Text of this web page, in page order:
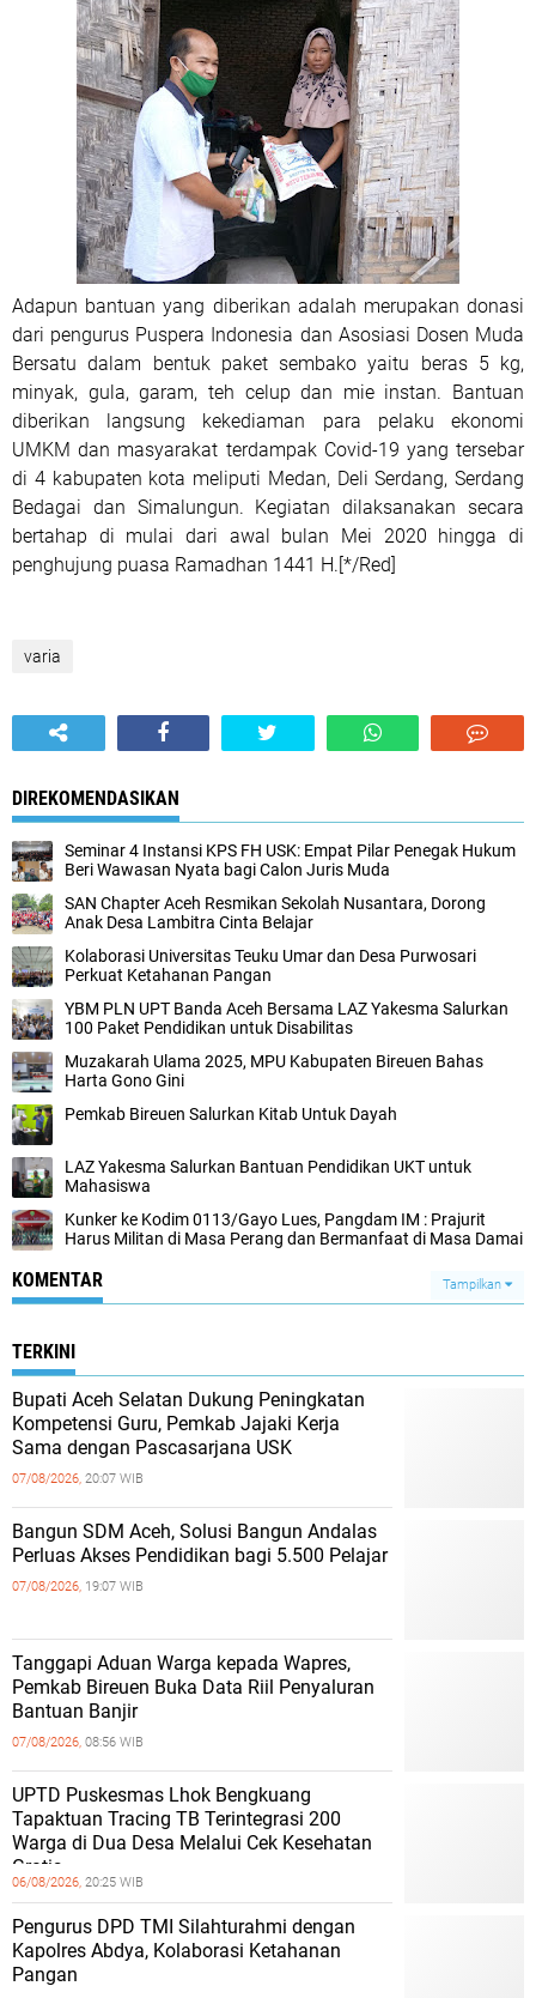
Adapun bantuan yang diberikan adalah merupakan donasi
dari pengurus Puspera Indonesia dan Asosiasi Dosen Muda
Bersatu dalam bentuk paket sembako yaitu beras 5 kg,
minyak, gula, garam, teh celup dan mie instan. Bantuan
diberikan langsung kekediaman para pelaku ekonomi
UMKM dan masyarakat terdampak Covid-19 yang tersebar
di 4 kabupaten kota meliputi Medan, Deli Serdang, Serdang
Bedagai dan Simalungun. Kegiatan dilaksanakan secara
bertahap di mulai dari awal bulan Mei 2020 hingga di
penghujung puasa Ramadhan 1441 H.[*/Red]
varia
DIREKOMENDASIKAN
Seminar 4 Instansi KPS FH USK: Empat Pilar Penegak Hukum
Beri Wawasan Nyata bagi Calon Juris Muda
SAN Chapter Aceh Resmikan Sekolah Nusantara, Dorong
Anak Desa Lambitra Cinta Belajar
Kolaborasi Universitas Teuku Umar dan Desa Purwosari
Perkuat Ketahanan Pangan
YBM PLN UPT Banda Aceh Bersama LAZ Yakesma Salurkan
100 Paket Pendidikan untuk Disabilitas
Muzakarah Ulama 2025, MPU Kabupaten Bireuen Bahas
Harta Gono Gini
Pemkab Bireuen Salurkan Kitab Untuk Dayah
LAZ Yakesma Salurkan Bantuan Pendidikan UKT untuk
Mahasiswa
Kunker ke Kodim 0113/Gayo Lues, Pangdam IM : Prajurit
Harus Militan di Masa Perang dan Bermanfaat di Masa Damai
KOMENTAR Tampilkan
TERKINI
Bupati Aceh Selatan Dukung Peningkatan
Kompetensi Guru, Pemkab Jajaki Kerja
Sama dengan Pascasarjana USK
07/08/2026, 20:07 WIB
‎Bangun SDM Aceh, Solusi Bangun Andalas
Perluas Akses Pendidikan bagi 5.500 Pelajar ‎
07/08/2026, 19:07 WIB
Tanggapi Aduan Warga kepada Wapres,
Pemkab Bireuen Buka Data Riil Penyaluran
Bantuan Banjir
07/08/2026, 08:56 WIB
UPTD Puskesmas Lhok Bengkuang
Tapaktuan ‎Tracing TB Terintegrasi 200
Warga di Dua Desa Melalui Cek Kesehatan
Gratis
06/08/2026, 20:25 WIB
Pengurus DPD TMI Silahturahmi dengan
Kapolres Abdya, Kolaborasi Ketahanan
Pangan